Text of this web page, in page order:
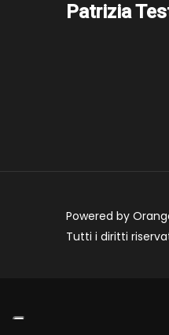
Patrizia
Powered by
Tutti i diritti